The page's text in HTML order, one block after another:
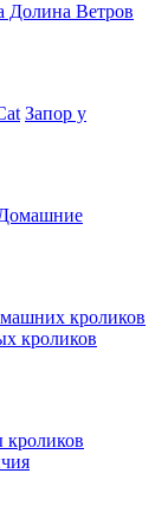
Долина Ветров
Запор у
кроликов
кроликов